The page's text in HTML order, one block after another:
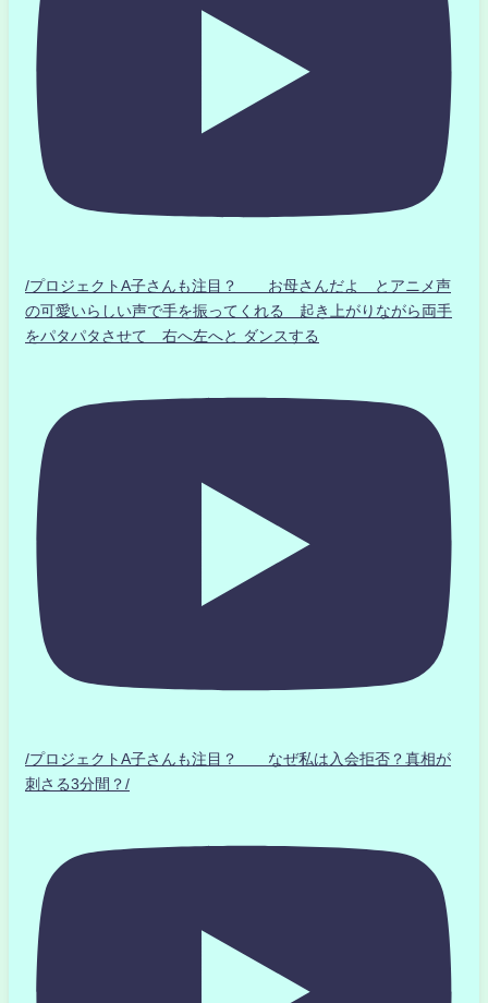
/プロジェクトA子さんも注目？ お母さんだよ とアニメ声
の可愛いらしい声で手を振ってくれる 起き上がりながら両手
をパタパタさせて 右へ左へと ダンスする
/プロジェクトA子さんも注目？ なぜ私は入会拒否？真相が
刺さる3分間？/